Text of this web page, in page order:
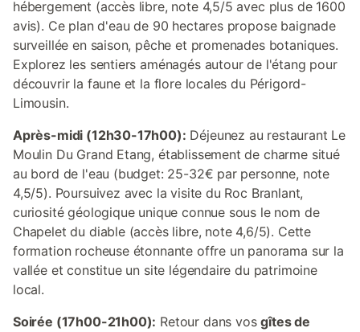
hébergement (accès libre, note 4,5/5 avec plus de 1600
avis). Ce plan d'eau de 90 hectares propose baignade
surveillée en saison, pêche et promenades botaniques.
Explorez les sentiers aménagés autour de l'étang pour
découvrir la faune et la flore locales du Périgord-
Limousin.
Après-midi (12h30-17h00): Déjeunez au restaurant Le
Moulin Du Grand Etang, établissement de charme situé
au bord de l'eau (budget: 25-32€ par personne, note
4,5/5). Poursuivez avec la visite du Roc Branlant,
curiosité géologique unique connue sous le nom de
Chapelet du diable (accès libre, note 4,6/5). Cette
formation rocheuse étonnante offre un panorama sur la
vallée et constitue un site légendaire du patrimoine
local.
Soirée (17h00-21h00): Retour dans vosgîtes de